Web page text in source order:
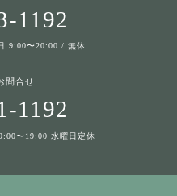
1192
9:00〜20:00 / 無休
問合せ
1192
〜19:00 水曜日定休